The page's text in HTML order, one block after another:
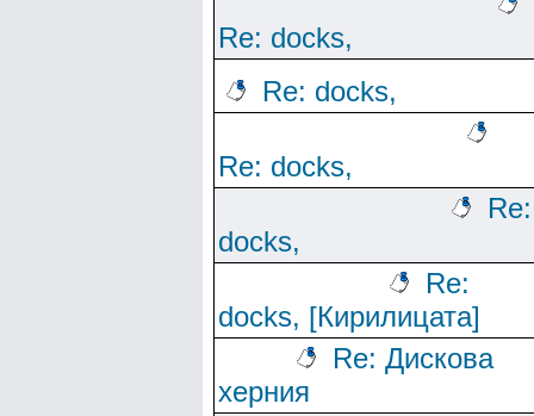
Re: docks,
Re: docks,
Re: docks,
Re:
docks,
Re:
docks, [Кирилицата]
Re: Дискова
херния